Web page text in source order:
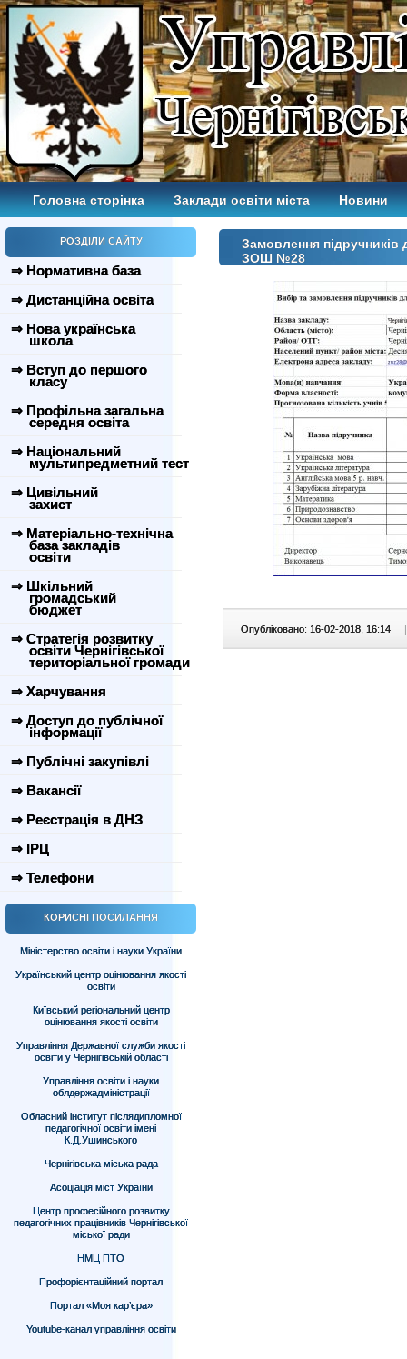
Головна сторінка Заклади освіти міста Новини
РОЗДІЛИ САЙТУ
⇒ Нормативна база
⇒ Дистанційна освіта
⇒ Нова українська
школа
⇒ Вступ до першого
класу
⇒ Профільна загальна
середня освіта
⇒ Національний
мультипредметний тест
⇒ Цивільний
захист
⇒ Матеріально-технічна
база закладів
освіти
⇒ Шкільний
громадський
бюджет
⇒ Стратегія розвитку
освіти Чернігівської
територіальної громади
⇒ Харчування
⇒ Доступ до публічної
інформації
⇒ Публічні закупівлі
⇒ Вакансії
⇒ Реєстрація в ДНЗ
⇒ ІРЦ
⇒ Телефони
КОРИСНІ ПОСИЛАННЯ
Міністерство освіти і науки України
Український центр оцінювання якості
освіти
Київський регіональний центр
оцінювання якості освіти
Управління Державної служби якості
освіти у Чернігівській області
Управління освіти і науки
облдержадміністрації
Обласний інститут післядипломної
педагогічної освіти імені
К.Д.Ушинського
Чернігівська міська рада
Асоціація міст України
Центр професійного розвитку
педагогічних працівників Чернігівської
міської ради
НМЦ ПТО
Профорієнтаційний портал
Портал «Моя кар’єра»
Youtube-канал управління освіти
Замовлення підручників
ЗОШ №28
Опубліковано: 16-02-2018, 16:14 |